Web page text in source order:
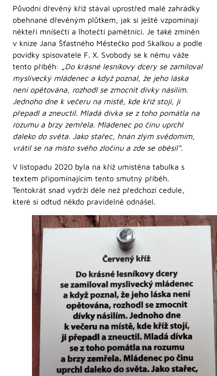
Původní dřevěný kříž stával uprostřed malé zahrádky
obehnané dřevěným plůtkem, jak si ještě vzpomínají
někteří mníšečtí a lhotečtí pamětníci. Je také zmíněn
v knize Jana Šťastného Městečko pod Skalkou a podle
povídky spisovatele F. X. Svobody se k němu váže
tento příběh: „Do krásné lesníkovy dcery se zamiloval
myslivecký mládenec a když poznal, že jeho láska
není opětována, rozhodl se zmocnit dívky násilím.
Jednoho dne k večeru na místě, kde kříž stojí, ji
přepadl a zneuctil. Mladá dívka se z toho pomátla na
rozumu a brzy zemřela. Mládenec po činu uprchl
daleko do světa. Jako stařec, hnán zlým svědomím,
vrátil se na místo svého zločinu a zde se oběsil“.
V listopadu 2020 byla na kříž umístěna tabulka s
textem připomínajícím tento smutný příběh.
Tentokrát snad vydrží déle než předchozí cedule,
které si odtud někdo pravidelně odnášel.